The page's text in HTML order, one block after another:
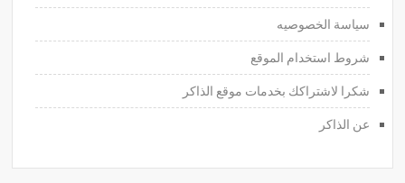
سياسة الخصوصيه
شروط استخدام الموقع
شكرا لاشتراكك بخدمات موقع الذاكر
عن الذاكر